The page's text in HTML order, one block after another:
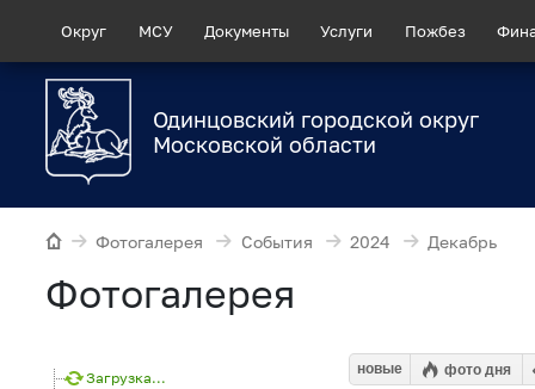
Округ МСУ Документы Услуги Пожбез
Одинцовский городской округ
Московской области
Фотогалерея События 2024 Декабрь
Фотогалерея
Загрузка...
новые фото дня